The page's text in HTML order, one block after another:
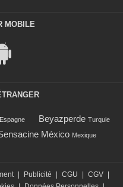
MOBILE
Espagne Beyazperde Turquie
México Mexique
Publicité CGU CGV